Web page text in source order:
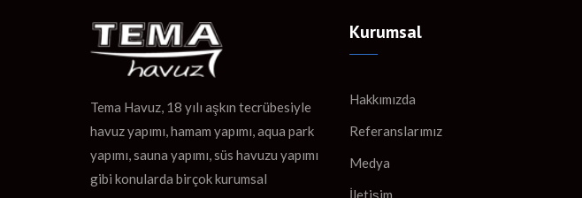
Tema Havuz, 18 yılı aşkın tecrübesiyle
havuz yapımı, hamam yapımı, aqua park
yapımı, sauna yapımı, süs havuzu yapımı
gibi konularda birçok kurumsal
Kurumsal
Hakkımızda
Referanslarımız
Medya
İletişim